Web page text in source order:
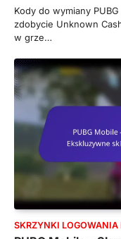
Kody do wymiany
zdobycie Unknown
w grze…
SKRZYNKI